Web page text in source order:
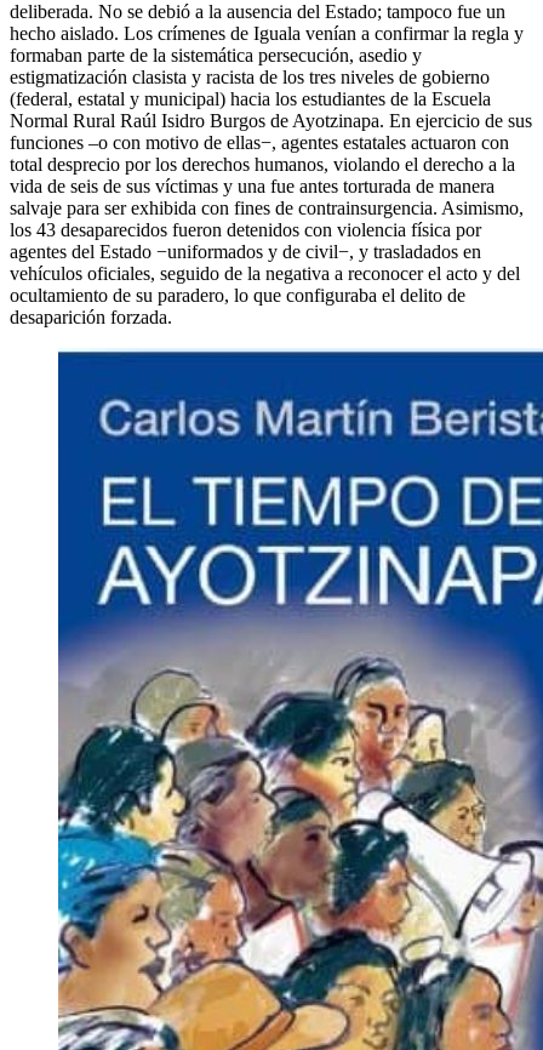
deliberada. No se debió a la ausencia del Estado; tampoco fue un
hecho aislado. Los crímenes de Iguala venían a confirmar la regla y
formaban parte de la sistemática persecución, asedio y
estigmatización clasista y racista de los tres niveles de gobierno
(federal, estatal y municipal) hacia los estudiantes de la Escuela
Normal Rural Raúl Isidro Burgos de Ayotzinapa. En ejercicio de sus
funciones –o con motivo de ellas−, agentes estatales actuaron con
total desprecio por los derechos humanos, violando el derecho a la
vida de seis de sus víctimas y una fue antes torturada de manera
salvaje para ser exhibida con fines de contrainsurgencia. Asimismo,
los 43 desaparecidos fueron detenidos con violencia física por
agentes del Estado −uniformados y de civil−, y trasladados en
vehículos oficiales, seguido de la negativa a reconocer el acto y del
ocultamiento de su paradero, lo que configuraba el delito de
desaparición forzada.